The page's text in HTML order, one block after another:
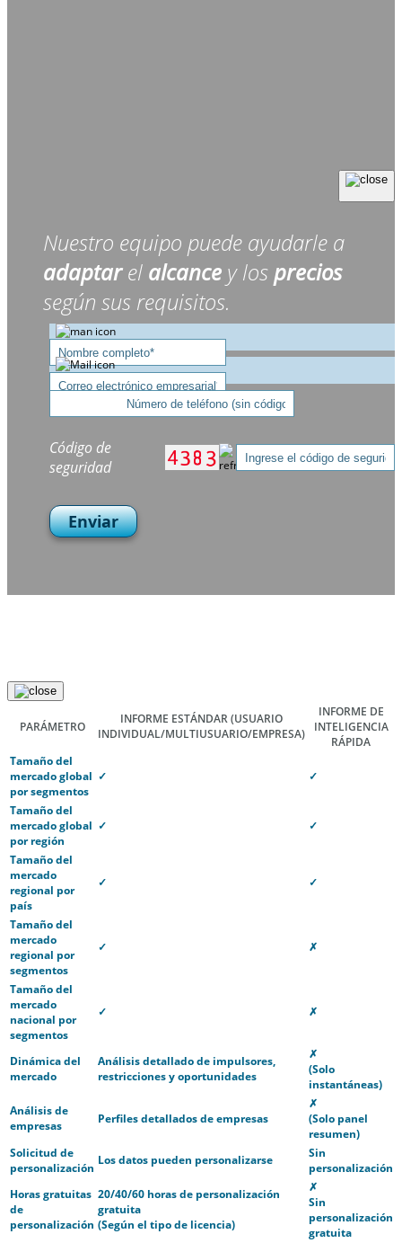
Nuestro equipo puede ayudarle a
adaptarel alcance y losprecios
según sus requisitos.
Código de
seguridad
Enviar
PARÁMETRO
INFORME ESTÁNDAR(USUARIO
INDIVIDUAL/MULTIUSUARIO/EMPRESA)
INFORME DE
INTELIGENCIA
RÁPIDA
Tamaño del
mercado global
por segmentos
✓ ✓
Tamaño del
mercado global
por región
✓ ✓
Tamaño del
mercado
regional por
país
✓ ✓
Tamaño del
mercado
regional por
segmentos
✓ ✗
Tamaño del
mercado
nacional por
segmentos
✓ ✗
Dinámica del
mercado
Análisis detallado de impulsores,
restricciones y oportunidades
✗
(Solo
instantáneas)
Análisis de
empresas
Perfiles detallados de empresas
✗
(Solo panel
resumen)
Solicitud de
personalización
Los datos pueden personalizarse
Sin
personalización
Horas gratuitas
de
personalización
20/40/60 horas de personalización
gratuita
(Según el tipo de licencia)
✗
Sin
personalización
gratuita